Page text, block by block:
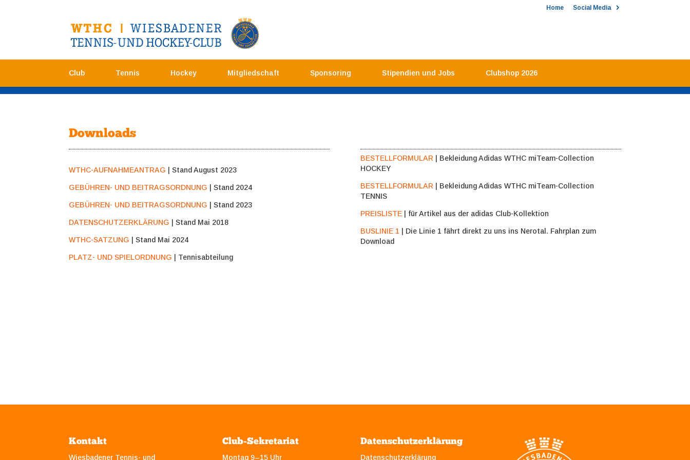
Home Social Media
Club Tennis Hockey Mitgliedschaft Sponsoring Stipendien und Jobs Clubshop 2026
Downloads
WTHC-AUFNAHMEANTRAG | Stand August 2023
GEBÜHREN- UND BEITRAGSORDNUNG | Stand 2024
GEBÜHREN- UND BEITRAGSORDNUNG | Stand 2023
DATENSCHUTZERKLÄRUNG | Stand Mai 2018
WTHC-SATZUNG | Stand Mai 2024
PLATZ- UND SPIELORDNUNG | Tennisabteilung
BESTELLFORMULAR | Bekleidung Adidas WTHC miTeam-Collection
HOCKEY
BESTELLFORMULAR | Bekleidung Adidas WTHC miTeam-Collection
TENNIS
PREISLISTE| für Artikel aus der adidas Club-Kollektion
BUSLINIE 1 | Die Linie 1 fährt direkt zu uns ins Nerotal. Fahrplan zum
Download
Kontakt
Wiesbadener Tennis- und
Club-Sekretariat
Montag 9–15 Uhr
Datenschutzerklärung
Datenschutzerklärung